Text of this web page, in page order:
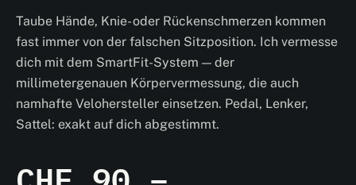
Taube Hände, Knie- oder Rückenschmerzen kommen
fast immer von der falschen Sitzposition. Ich vermesse
dich mit dem SmartFit-System — der
millimetergenauen Körpervermessung, die auch
namhafte Velohersteller einsetzen. Pedal, Lenker,
Sattel: exakt auf dich abgestimmt.